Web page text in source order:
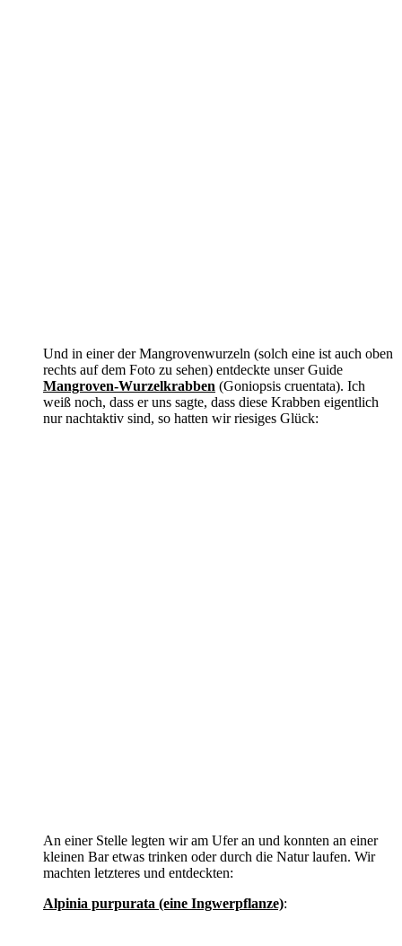
Und in einer der Mangrovenwurzeln (solch eine ist auch oben
rechts auf dem Foto zu sehen) entdeckte unser Guide
Mangroven-Wurzelkrabben (Goniopsis cruentata). Ich
weiß noch, dass er uns sagte, dass diese Krabben eigentlich
nur nachtaktiv sind, so hatten wir riesiges Glück:
An einer Stelle legten wir am Ufer an und konnten an einer
kleinen Bar etwas trinken oder durch die Natur laufen. Wir
machten letzteres und entdeckten:
Alpinia purpurata (eine Ingwerpflanze):